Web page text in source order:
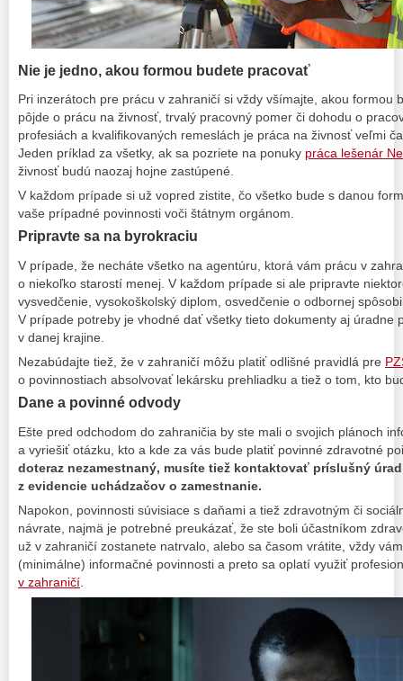
Nie je jedno, akou formou budete pracovať
Pri inzerátoch pre prácu v zahraničí si vždy všímajte, akou formou
pôjde o prácu na živnosť, trvalý pracovný pomer či dohodu o
profesiách a kvalifikovaných remeslách je práca na živnosť veľmi
Jeden príklad za všetky, ak sa pozriete na ponuky práca lešenár
živnosť budú naozaj hojne zastúpené.
V každom prípade si už vopred zistite, čo všetko bude s danou
vaše prípadné povinnosti voči štátnym orgánom.
Pripravte sa na byrokraciu
V prípade, že necháte všetko na agentúru, ktorá vám prácu v
o niekoľko starostí menej. V každom prípade si ale pripravte
vysvedčenie, vysokoškolský diplom, osvedčenie o odbornej
V prípade potreby je vhodné dať všetky tieto dokumenty aj úradne
v danej krajine.
Nezabúdajte tiež, že v zahraničí môžu platiť odlišné pravidlá pre
o povinnostiach absolvovať lekársku prehliadku a tiež o tom, kto
Dane a povinné odvody
Ešte pred odchodom do zahraničia by ste mali o svojich plánoch
a vyriešiť otázku, kto a kde za vás bude platiť povinné zdravotné
doteraz nezamestnaný, musíte tiež kontaktovať príslušný
z evidencie uchádzačov o zamestnanie.
Napokon, povinnosti súvisiace s daňami a tiež zdravotným či
návrate, najmä je potrebné preukázať, že ste boli účastníkom
už v zahraničí zostanete natrvalo, alebo sa časom vrátite, vždy
(minimálne) informačné povinnosti a preto sa oplatí využiť
v zahraničí